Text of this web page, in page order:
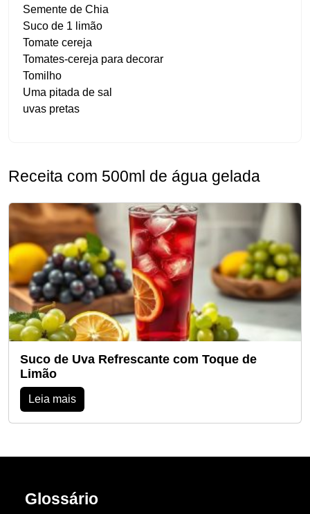
Semente de Chia
Suco de 1 limão
Tomate cereja
Tomates-cereja para decorar
Tomilho
Uma pitada de sal
uvas pretas
Receita com 500ml de água gelada
Suco de Uva Refrescante com Toque de
Limão
Leia mais
Glossário